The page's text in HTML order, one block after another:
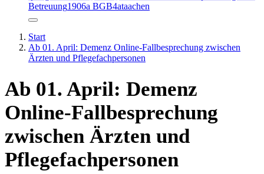
Betreuung1906a BGB4ataachen
Start
Ab 01. April: Demenz Online-Fallbesprechung zwischen
Ärzten und Pflegefachpersonen
Ab 01. April: Demenz
Online-Fallbesprechung
zwischen Ärzten und
Pflegefachpersonen